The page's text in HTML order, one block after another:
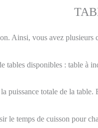
Ainsi, vous avez plusieurs
tables disponibles : table à
puissance totale de la
le temps de cuisson pour